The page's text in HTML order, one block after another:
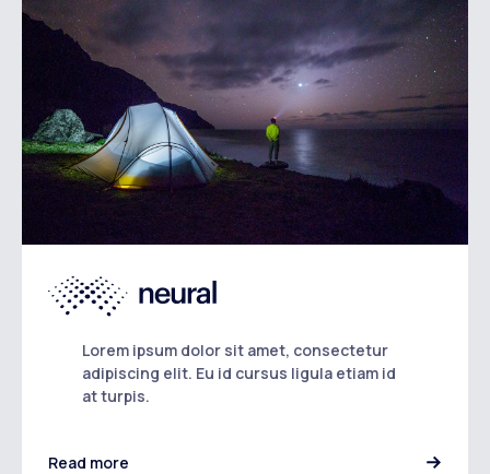
Lorem ipsum dolor sit amet, consectetur
adipiscing elit. Eu id cursus ligula etiam id
at turpis.
Read more